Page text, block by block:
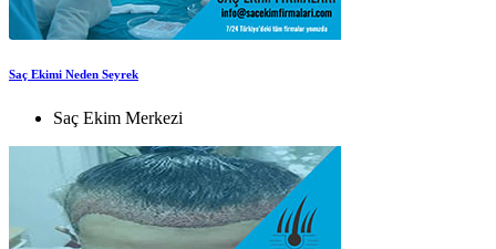
Saç Ekimi Neden Seyrek
Saç Ekim Merkezi